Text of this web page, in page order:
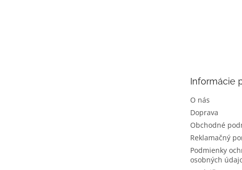
Informácie
O nás
Doprava
Obchodné
Reklamačný
Podmienky
osobných